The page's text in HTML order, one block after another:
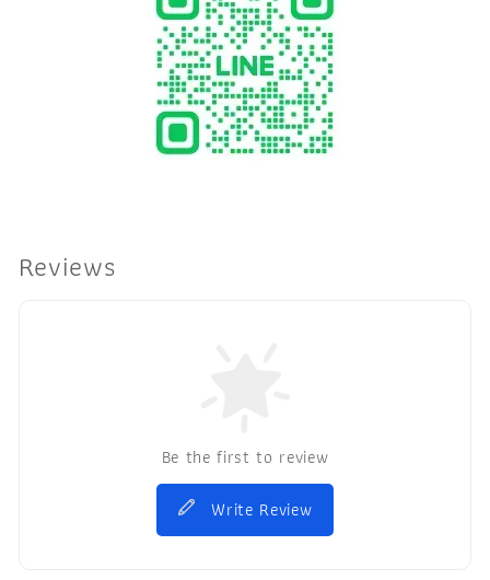
Reviews
Be the first to review
Write Review